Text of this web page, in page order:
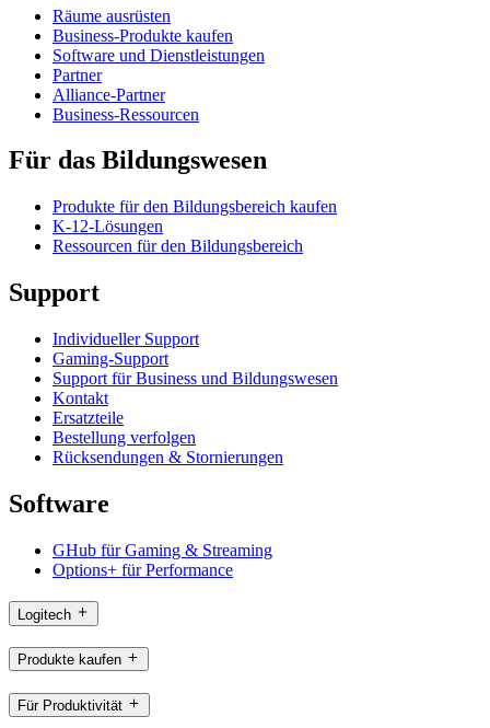
Räume ausrüsten
Business-Produkte kaufen
Software und Dienstleistungen
Partner
Alliance-Partner
Business-Ressourcen
Für das Bildungswesen
Produkte für den Bildungsbereich kaufen
K-12-Lösungen
Ressourcen für den Bildungsbereich
Support
Individueller Support
Gaming-Support
Support für Business und Bildungswesen
Kontakt
Ersatzteile
Bestellung verfolgen
Rücksendungen & Stornierungen
Software
GHub für Gaming & Streaming
Options+ für Performance
Logitech
Produkte kaufen
Für Produktivität